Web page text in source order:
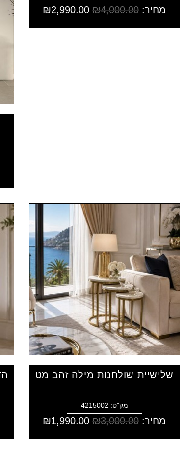
מחיר: ₪4,000.00
₪2,990.00
שלישיית שולחנות מילה זהב מט
מק"ט: 4215002
מחיר: ₪3,000.00
₪1,990.00